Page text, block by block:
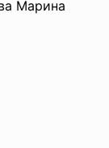
Марина